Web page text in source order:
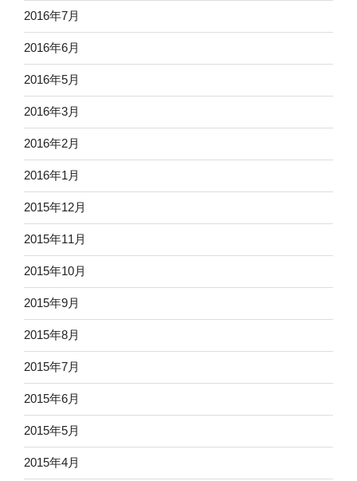
2016年7月
2016年6月
2016年5月
2016年3月
2016年2月
2016年1月
2015年12月
2015年11月
2015年10月
2015年9月
2015年8月
2015年7月
2015年6月
2015年5月
2015年4月